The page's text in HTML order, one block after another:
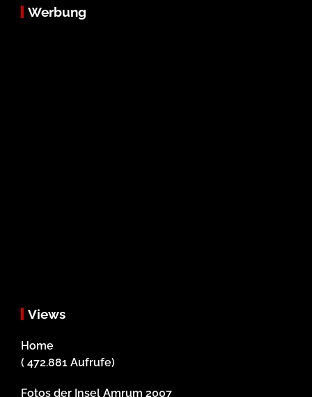
Werbung
Views
Home
( 472.881 Aufrufe)
Fotos der Insel Amrum 2007